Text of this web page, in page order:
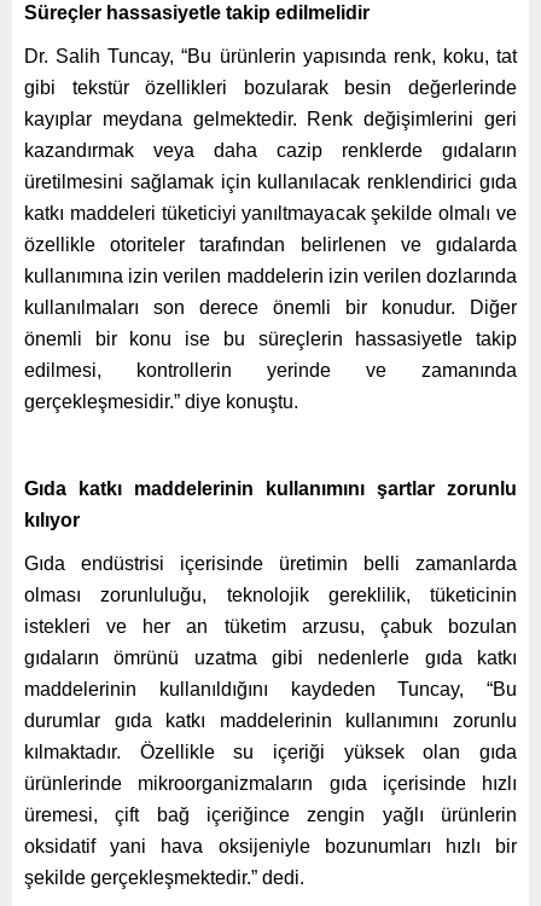
Süreçler hassasiyetle takip edilmelidir
Dr. Salih Tuncay, “Bu ürünlerin yapısında renk, koku, tat
gibi tekstür özellikleri bozularak besin değerlerinde
kayıplar meydana gelmektedir. Renk değişimlerini geri
kazandırmak veya daha cazip renklerde gıdaların
üretilmesini sağlamak için kullanılacak renklendirici gıda
katkı maddeleri tüketiciyi yanıltmayacak şekilde olmalı ve
özellikle otoriteler tarafından belirlenen ve gıdalarda
kullanımına izin verilen maddelerin izin verilen dozlarında
kullanılmaları son derece önemli bir konudur. Diğer
önemli bir konu ise bu süreçlerin hassasiyetle takip
edilmesi, kontrollerin yerinde ve zamanında
gerçekleşmesidir.” diye konuştu.
Gıda katkı maddelerinin kullanımını şartlar zorunlu
kılıyor
Gıda endüstrisi içerisinde üretimin belli zamanlarda
olması zorunluluğu, teknolojik gereklilik, tüketicinin
istekleri ve her an tüketim arzusu, çabuk bozulan
gıdaların ömrünü uzatma gibi nedenlerle gıda katkı
maddelerinin kullanıldığını kaydeden Tuncay, “Bu
durumlar gıda katkı maddelerinin kullanımını zorunlu
kılmaktadır. Özellikle su içeriği yüksek olan gıda
ürünlerinde mikroorganizmaların gıda içerisinde hızlı
üremesi, çift bağ içeriğince zengin yağlı ürünlerin
oksidatif yani hava oksijeniyle bozunumları hızlı bir
şekilde gerçekleşmektedir.” dedi.